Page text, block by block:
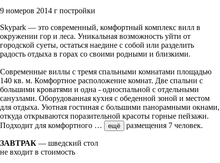
9 номеров 2014 г постройки
Skypark — это современный, комфортный комплекс вилл в
окружении гор и леса. Уникальная возможность уйти от
городской суеты, остаться наедине с собой или разделить
радость отдыха в горах со своими родными и близкими.
Современные виллы с тремя спальными комнатами площадью
140 кв. м. Комфортное расположение комнат. Две спальни с
большими кроватями и одна - односпальной с отдельными
санузлами. Оборудованная кухня с обеденной зоной и местом
для отдыха. Уютная гостиная с большими панорамными окнами,
откуда открываются поразительной красоты горные пейзажи.
Подходит для комфортного … ещё размещения 7 человек.
ЗАВТРАК — шведский стол
не входит в стоимость